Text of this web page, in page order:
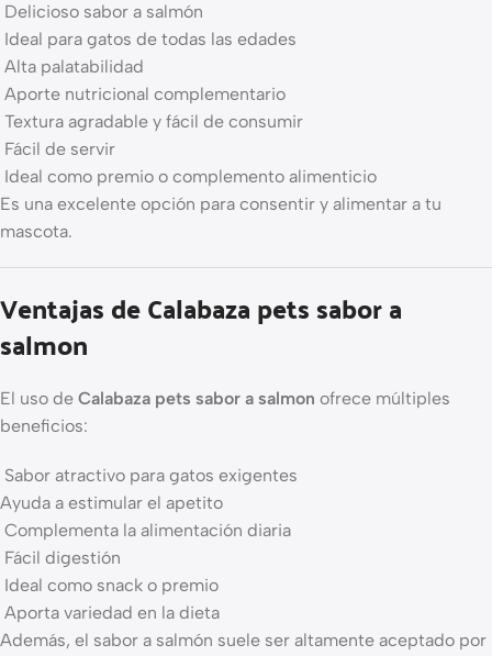
Delicioso sabor a salmón
Ideal para gatos de todas las edades
Alta palatabilidad
Aporte nutricional complementario
Textura agradable y fácil de consumir
Fácil de servir
Ideal como premio o complemento alimenticio
Es una excelente opción para consentir y alimentar a tu
mascota.
Ventajas de Calabaza pets sabor a
salmon
El uso de Calabaza pets sabor a salmon ofrece múltiples
beneficios:
Sabor atractivo para gatos exigentes
Ayuda a estimular el apetito
Complementa la alimentación diaria
Fácil digestión
Ideal como snack o premio
Aporta variedad en la dieta
Además, el sabor a salmón suele ser altamente aceptado por